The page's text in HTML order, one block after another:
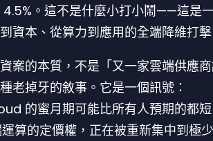
4.5%。這不是什麼小打小鬧——這是
資本、從算力到應用的全端降維打
案的本質，不是「又一家雲端供應
老掉牙的敘事。它是一個訊號：
的蜜月期可能比所有人預期的都
算的定價權，正在被重新集中到極